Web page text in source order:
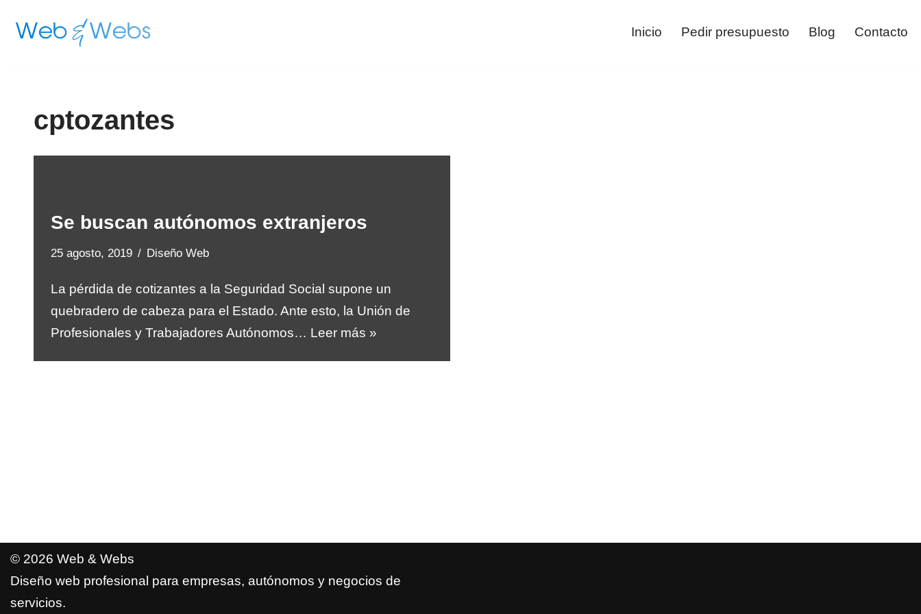
Saltar
Inicio Pedir presupuesto Blog Contacto
cptozantes
Se buscan autónomos extranjeros
25 agosto, 2019 Diseño Web
La pérdida de cotizantes a la Seguridad Social supone un
quebradero de cabeza para el Estado. Ante esto, la Unión de
Profesionales y Trabajadores Autónomos… Leer más »
© 2026 Web & Webs
Diseño web profesional para empresas, autónomos y negocios de
servicios.